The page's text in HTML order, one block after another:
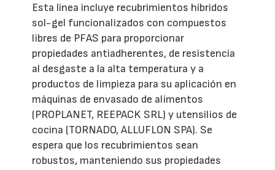
Esta línea incluye recubrimientos híbridos
sol-gel funcionalizados con compuestos
libres de PFAS para proporcionar
propiedades antiadherentes, de resistencia
al desgaste a la alta temperatura y a
productos de limpieza para su aplicación en
máquinas de envasado de alimentos
(PROPLANET, REEPACK SRL) y utensilios de
cocina (TORNADO, ALLUFLON SPA). Se
espera que los recubrimientos sean
robustos, manteniendo sus propiedades